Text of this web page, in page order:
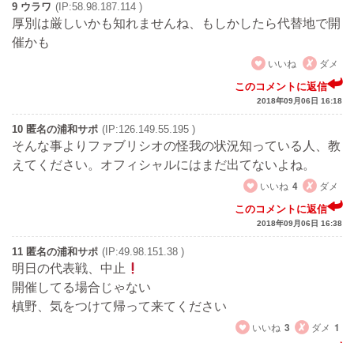
9 ウラワ (IP:58.98.187.114 )
厚別は厳しいかも知れませんね、もしかしたら代替地で開
催かも
いいね
ダメ
このコメントに返信
2018年09月06日 16:18
10 匿名の浦和サポ (IP:126.149.55.195 )
そんな事よりファブリシオの怪我の状況知っている人、教
えてください。オフィシャルにはまだ出てないよね。
いいね 4 ダメ
このコメントに返信
2018年09月06日 16:38
11 匿名の浦和サポ (IP:49.98.151.38 )
明日の代表戦、中止
開催してる場合じゃない
槙野、気をつけて帰って来てください
いいね 3 ダメ 1